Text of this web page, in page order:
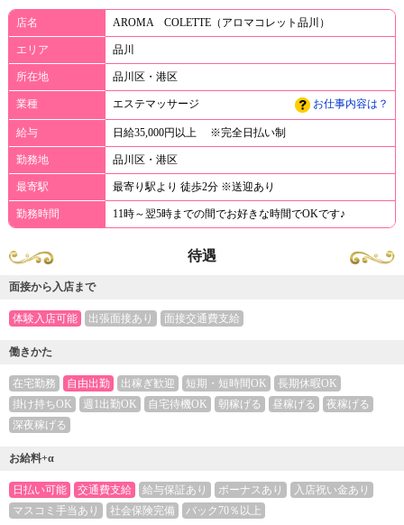
店名 AROMA COLETTE（アロマコレット品川）
エリア 品川
所在地 品川区・港区
業種 エステマッサージ お仕事内容は？
給与 日給35,000円以上 ※完全日払い制
勤務地 品川区・港区
最寄駅 最寄り駅より 徒歩2分 ※送迎あり
勤務時間 11時～翌5時までの間でお好きな時間でOKです♪
待遇
面接から入店まで
体験入店可能 出張面接あり 面接交通費支給
働きかた
在宅勤務 自由出勤 出稼ぎ歓迎 短期・短時間OK
長期休暇OK
掛け持ちOK
週1出勤OK 自宅待機OK 朝稼げる 昼稼げる
夜稼げる
深夜稼げる
お給料+α
日払い可能 交通費支給 給与保証あり ボーナスあり
入店祝い金あり
マスコミ手当あり
社会保険完備 バック70％以上